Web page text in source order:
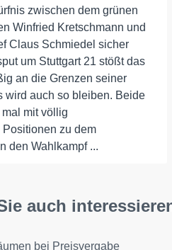
zwischen dem grünen
Winfried Kretschmann und
Claus Schmiedel sicher
um Stuttgart 21 stößt das
an die Grenzen seiner
wird auch so bleiben. Beide
mit völlig
zu dem
den Wahlkampf ...
auch
bei Preisvergabe